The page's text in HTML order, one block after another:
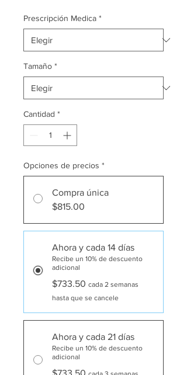
Prescripción Medica *
Tamaño *
Cantidad *
Opciones de precios *
Compra única
$815.00
Ahora y cada 14 días
Recibe un 10% de descuento
adicional
$733.50 cada 2 semanas
hasta que se cancele
Ahora y cada 21 días
Recibe un 10% de descuento
adicional